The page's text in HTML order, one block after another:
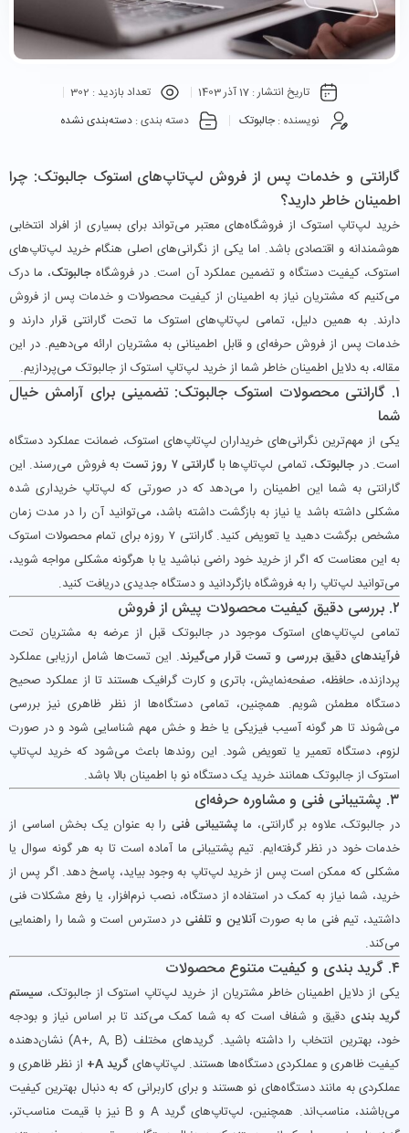
تاریخ انتشار : 17 آذر 1403 تعداد بازدید : 302
نویسنده : جالبوتک دسته بندی : دسته‌بندی نشده
گارانتی و خدمات پس از فروش لپ‌تاپ‌های استوک جالبوتک: چرا
اطمینان خاطر دارید؟
خرید لپ‌تاپ استوک از فروشگاه‌های معتبر می‌تواند برای بسیاری از افراد انتخابی
هوشمندانه و اقتصادی باشد. اما یکی از نگرانی‌های اصلی هنگام خرید لپ‌تاپ‌های
استوک، کیفیت دستگاه و تضمین عملکرد آن است. در فروشگاه جالبوتک، ما درک
می‌کنیم که مشتریان نیاز به اطمینان از کیفیت محصولات و خدمات پس از فروش
دارند. به همین دلیل، تمامی لپ‌تاپ‌های استوک ما تحت گارانتی قرار دارند و
خدمات پس از فروش حرفه‌ای و قابل اطمینانی به مشتریان ارائه می‌دهیم. در این
مقاله، به دلایل اطمینان خاطر شما از خرید لپ‌تاپ استوک از جالبوتک می‌پردازیم.
۱. گارانتی محصولات استوک جالبوتک: تضمینی برای آرامش خیال
شما
یکی از مهم‌ترین نگرانی‌های خریداران لپ‌تاپ‌های استوک، ضمانت عملکرد دستگاه
است. در جالبوتک، تمامی لپ‌تاپ‌ها با گارانتی ۷ روز تست
به فروش می‌رسند. این
گارانتی به شما این اطمینان را می‌دهد که در صورتی که لپ‌تاپ خریداری شده
مشکلی داشته باشد یا نیاز به بازگشت داشته باشد، می‌توانید آن را در مدت زمان
مشخص برگشت دهید یا تعویض کنید. گارانتی ۷ روزه برای تمام محصولات استوک
به این معناست که اگر از خرید خود راضی نباشید یا با هرگونه مشکلی مواجه شوید،
می‌توانید لپ‌تاپ را به فروشگاه بازگردانید و دستگاه جدیدی دریافت کنید.
۲. بررسی دقیق کیفیت محصولات پیش از فروش
تمامی لپ‌تاپ‌های استوک موجود در جالبوتک قبل از عرضه به مشتریان تحت
فرآیندهای دقیق بررسی و تست قرار می‌گیرند. این تست‌ها شامل ارزیابی عملکرد
پردازنده، حافظه، صفحه‌نمایش، باتری و کارت گرافیک هستند تا از عملکرد صحیح
دستگاه مطمئن شویم. همچنین، تمامی دستگاه‌ها از نظر ظاهری نیز بررسی
می‌شوند تا هر گونه آسیب فیزیکی یا خط و خش مهم شناسایی شود و در صورت
لزوم، دستگاه تعمیر یا تعویض شود. این روندها باعث می‌شود که خرید لپ‌تاپ
استوک از جالبوتک همانند خرید یک دستگاه نو با اطمینان بالا باشد.
۳. پشتیبانی فنی و مشاوره حرفه‌ای
در جالبوتک، علاوه بر گارانتی، ما پشتیبانی فنی را به عنوان یک بخش اساسی از
خدمات خود در نظر گرفته‌ایم. تیم پشتیبانی ما آماده است تا به هر گونه سوال یا
مشکلی که ممکن است پس از خرید لپ‌تاپ به وجود بیاید، پاسخ دهد. اگر پس از
خرید، شما نیاز به کمک در استفاده از دستگاه، نصب نرم‌افزار، یا رفع مشکلات فنی
داشتید، تیم فنی ما به صورتآنلاین و تلفنیدر دسترس است و شما را راهنمایی
می‌کند.
۴. گرید بندی و کیفیت متنوع محصولات
یکی از دلایل اطمینان خاطر مشتریان از خرید لپ‌تاپ استوک از جالبوتک، سیستم
گرید بندی دقیق و شفاف است که به شما کمک می‌کند تا بر اساس نیاز و بودجه
خود، بهترین انتخاب را داشته باشید. گریدهای مختلف (A+, A, B) نشان‌دهنده
کیفیت ظاهری و عملکردی دستگاه‌ها هستند. لپ‌تاپ‌های گرید A+
از نظر ظاهری و
عملکردی به مانند دستگاه‌های نو هستند و برای کاربرانی که به دنبال بهترین کیفیت
می‌باشند، مناسب‌اند. همچنین، لپ‌تاپ‌های گرید A و B نیز با قیمت مناسب‌تر،